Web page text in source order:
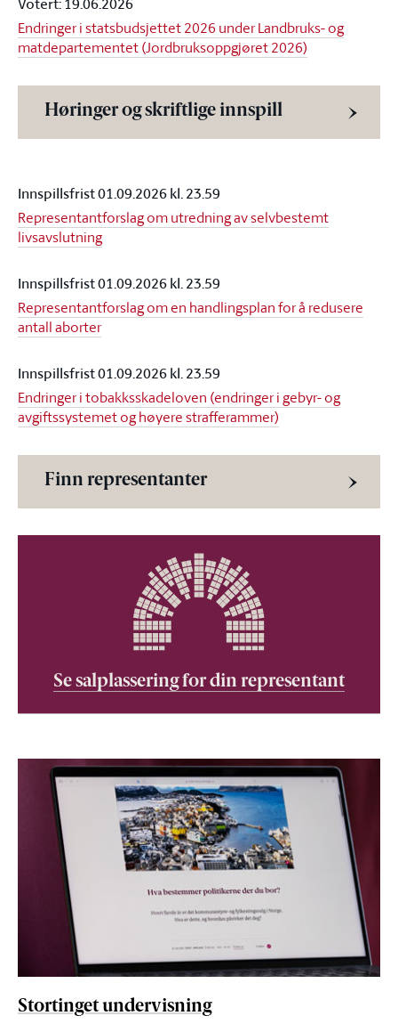
Endringer i statsbudsjettet 2026 under Landbruks- og
matdepartementet (Jordbruksoppgjøret 2026)
Høringer og skriftlige innspill
Innspillsfrist 01.09.2026 kl. 23.59
Representantforslag om utredning av selvbestemt
livsavslutning
Innspillsfrist 01.09.2026 kl. 23.59
Representantforslag om en handlingsplan for å redusere
antall aborter
Innspillsfrist 01.09.2026 kl. 23.59
Endringer i tobakksskadeloven (endringer i gebyr- og
avgiftssystemet og høyere strafferammer)
Finn representanter
Se salplassering for din representant
Stortinget undervisning